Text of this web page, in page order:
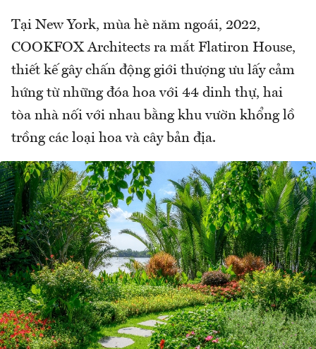
Tại New York, mùa hè năm ngoái, 2022,
COOKFOX Architects ra mắt Flatiron House,
thiết kế gây chấn động giới thượng ưu lấy cảm
hứng từ những đóa hoa với 44 dinh thự, hai
tòa nhà nối với nhau bằng khu vườn khổng lồ
trồng các loại hoa và cây bản địa.